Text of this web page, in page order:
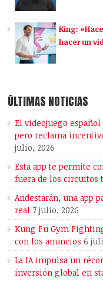
King:
hacer un
ÚLTIMAS NOTICIAS
El videojuego
pero reclama
julio, 2026
Esta app te permite
fuera de los circuitos
Andestarán, una app
real 7 julio, 2026
Kung Fu Gym
con los anuncios 6
La IA impulsa un
inversión global en